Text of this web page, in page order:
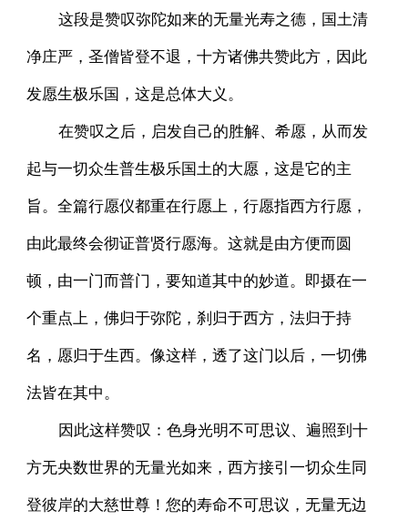
这段是赞叹弥陀如来的无量光寿之德，国土清
净庄严，圣僧皆登不退，十方诸佛共赞此方，因此
发愿生极乐国，这是总体大义。
在赞叹之后，启发自己的胜解、希愿，从而发
起与一切众生普生极乐国土的大愿，这是它的主
旨。全篇行愿仪都重在行愿上，行愿指西方行愿，
由此最终会彻证普贤行愿海。这就是由方便而圆
顿，由一门而普门，要知道其中的妙道。即摄在一
个重点上，佛归于弥陀，刹归于西方，法归于持
名，愿归于生西。像这样，透了这门以后，一切佛
法皆在其中。
因此这样赞叹：色身光明不可思议、遍照到十
方无央数世界的无量光如来，西方接引一切众生同
登彼岸的大慈世尊！您的寿命不可思议，无量无边